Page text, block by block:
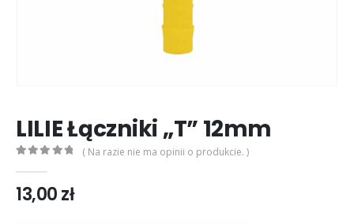
LILIE Łączniki „T” 12mm
( Na razie nie ma opinii o produkcie. )
13,00zł